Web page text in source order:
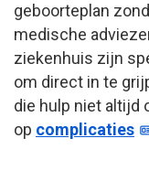
geboorteplan
medische
ziekenhuis zijn
om direct in te
die hulp niet altijd
op complicaties